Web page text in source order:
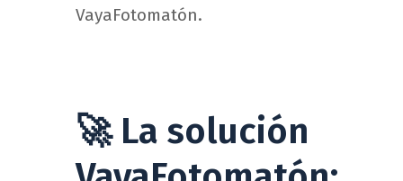
VayaFotomatón.
🚀 La solución